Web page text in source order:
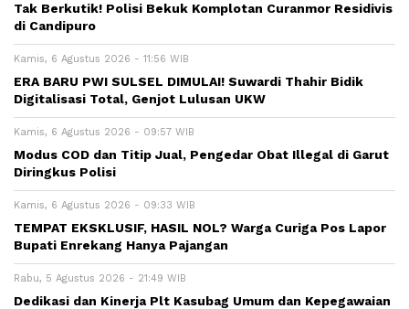
Tak Berkutik! Polisi Bekuk Komplotan Curanmor Residivis
di Candipuro
Kamis, 6 Agustus 2026 - 11:56 WIB
ERA BARU PWI SULSEL DIMULAI! Suwardi Thahir Bidik
Digitalisasi Total, Genjot Lulusan UKW
Kamis, 6 Agustus 2026 - 09:57 WIB
Modus COD dan Titip Jual, Pengedar Obat Illegal di Garut
Diringkus Polisi
Kamis, 6 Agustus 2026 - 09:33 WIB
TEMPAT EKSKLUSIF, HASIL NOL? Warga Curiga Pos Lapor
Bupati Enrekang Hanya Pajangan
Rabu, 5 Agustus 2026 - 21:49 WIB
Dedikasi dan Kinerja Plt Kasubag Umum dan Kepegawaian